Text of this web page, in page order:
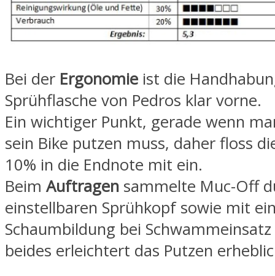
Bei der Ergonomie ist die
Sprühflasche von Pedros klar vorne.
Ein wichtiger Punkt, gerade wenn
sein Bike putzen muss, daher floss
10% in die Endnote mit ein.
Beim Auftragen sammelte Muc-Off
einstellbaren Sprühkopf sowie mit
Schaumbildung bei
beides erleichtert das Putzen